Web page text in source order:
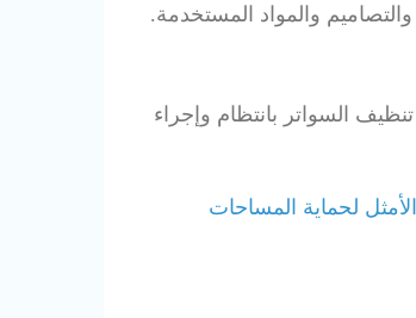
والمواد المستخدمة.
السواتر بانتظام وإجراء
لحماية المساحات